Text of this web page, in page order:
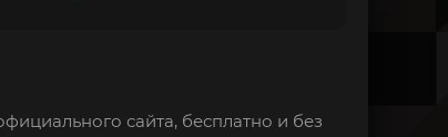
сайта, бесплатно и без